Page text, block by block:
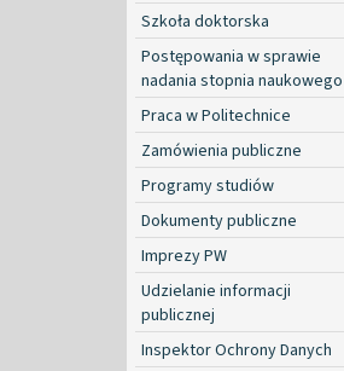
Szkoła doktorska
Postępowania w sprawie
nadania stopnia naukowego
Praca w Politechnice
Zamówienia publiczne
Programy studiów
Dokumenty publiczne
Imprezy PW
Udzielanie informacji
publicznej
Inspektor Ochrony Danych